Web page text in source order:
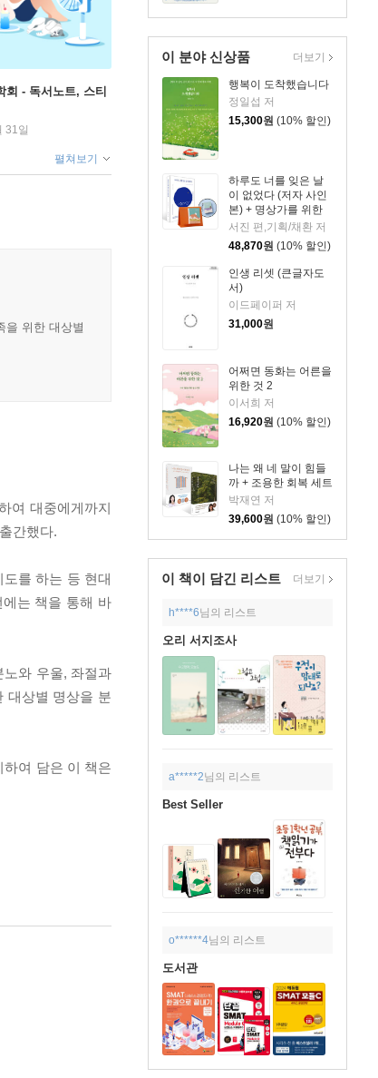
이 분야 신상품
행복이 도착했습니다
정일섭 저
15,300원 (10% 할인)
하루도 너를 잊은 날
이 없었다 (저자 사인
본) + 명상가를 위한
365일 수행일력 + 키
링 세트
서진 편,기획/채환 저
48,870원 (10% 할인)
인생 리셋 (큰글자도
서)
이드페이퍼 저
31,000원
어쩌면 동화는 어른을
위한 것 2
이서희 저
16,920원 (10% 할인)
나는 왜 네 말이 힘들
까 + 조용한 회복 세트
박재연 저
39,600원 (10% 할인)
더보기
이 책이 담긴 리스트 더보기
h****6님의 리스트
오리 서지조사
a*****2님의 리스트
Best Seller
o******4님의 리스트
도서관
회 - 독서노트, 스티
31일
펼쳐보기
을 위한 대상별
여 대중에게까지
간했다.
를 하는 등 현대
는 책을 통해 바
와 우울, 좌절과
대상별 명상을 분
여 담은 이 책은